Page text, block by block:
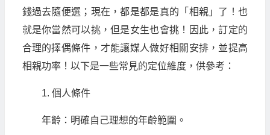
錢過去隨便選；現在，都是都是真的「相親」了！也
就是你當然可以挑，但是女生也會挑！因此，訂定的
合理的擇偶條件，才能讓媒人做好相關安排，並提高
相親功率！以下是一些常見的定位維度，供參考：
1. 個人條件
年齡：明確自己理想的年齡範圍。